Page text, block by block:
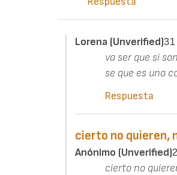
Lorena (unverified)
va ser que si
se que es una
Respuesta
cierto no quieren,
Anónimo (unverified)
cierto no